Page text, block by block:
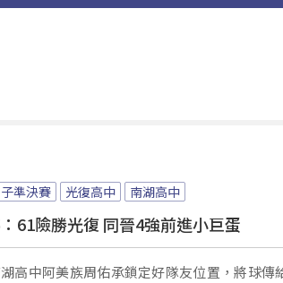
準決賽 光復高中 南湖高中
61險勝光復 同晉4強前進小巨蛋
高中阿美族周佑承鎖定好隊友位置，將球傳